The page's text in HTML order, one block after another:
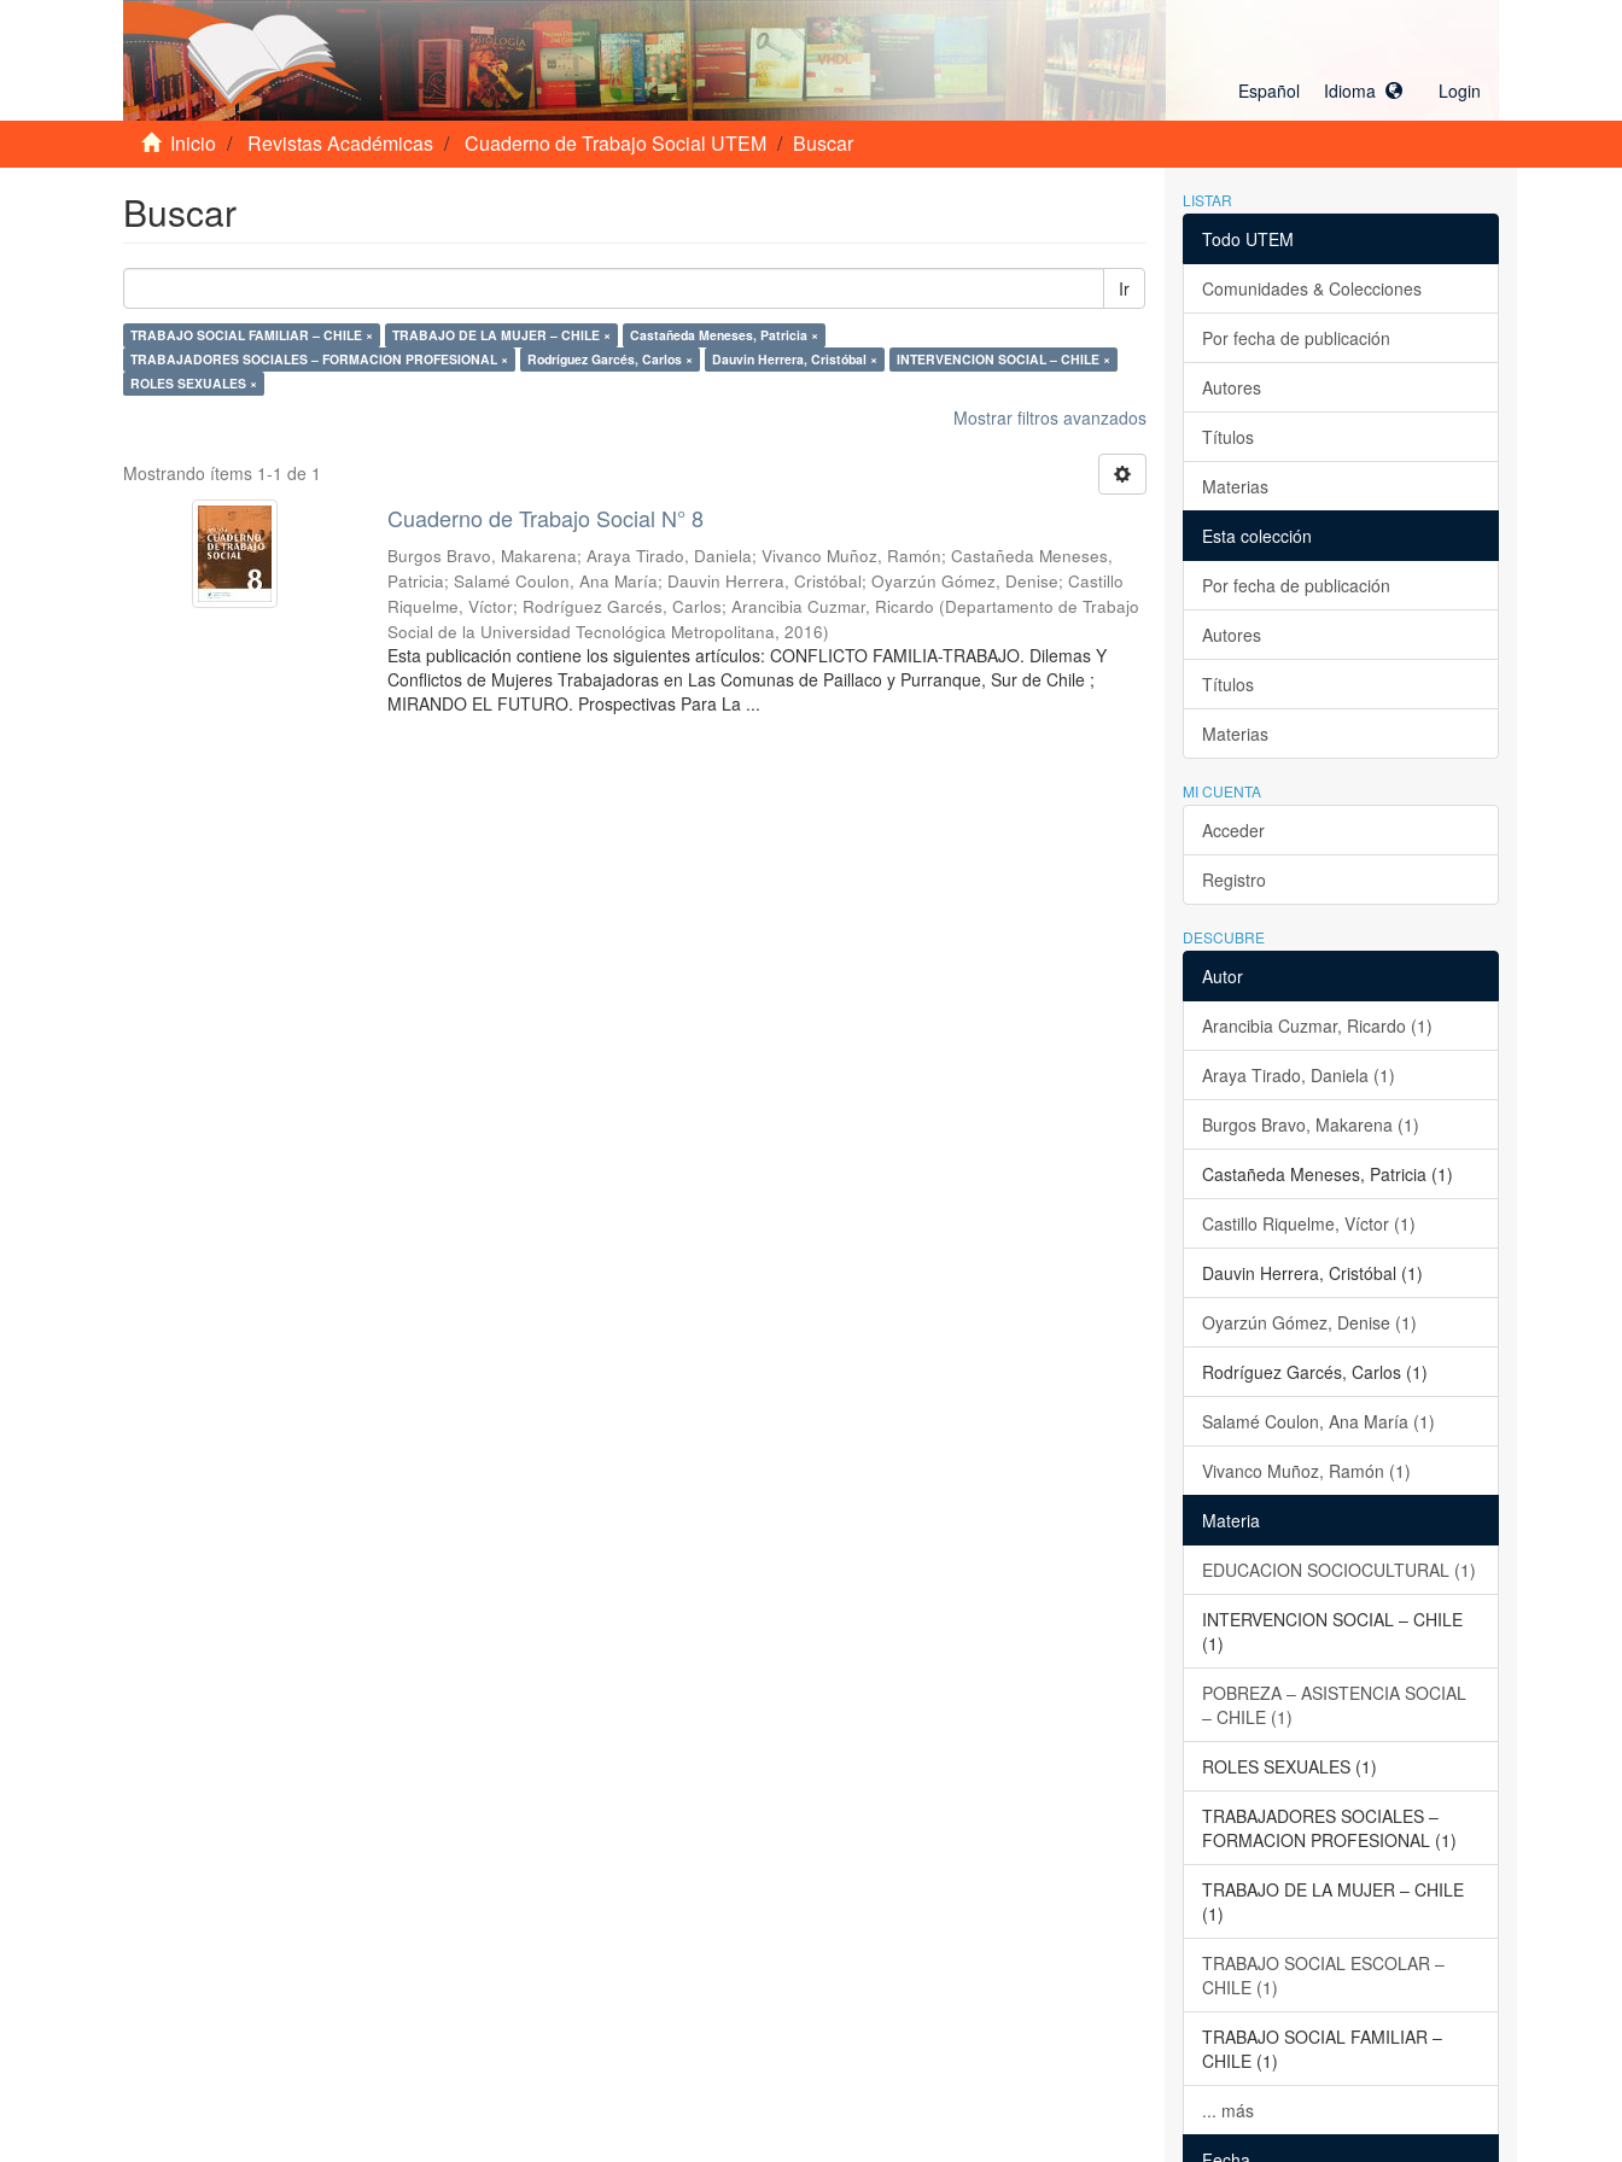
Español Idioma Login
Inicio Revistas Académicas Cuaderno de Trabajo Social UTEM Buscar
Buscar
Ir
TRABAJO SOCIAL FAMILIAR – CHILE × TRABAJO DE LA MUJER – CHILE ×
Castañeda Meneses, Patricia ×
TRABAJADORES SOCIALES – FORMACION PROFESIONAL ×
Rodríguez Garcés, Carlos × Dauvin Herrera, Cristóbal ×
INTERVENCION SOCIAL – CHILE ×
ROLES SEXUALES ×
Mostrar filtros avanzados
Mostrando ítems 1-1 de 1
Cuaderno de Trabajo Social N° 8
Burgos Bravo, Makarena;Araya Tirado, Daniela;Vivanco Muñoz, Ramón;Castañeda Meneses,
Patricia;Salamé Coulon, Ana María; Dauvin Herrera, Cristóbal;Oyarzún Gómez, Denise;Castillo
Riquelme, Víctor; Rodríguez Garcés, Carlos;Arancibia Cuzmar, Ricardo (Departamento de Trabajo
Social de la Universidad Tecnológica Metropolitana,2016)
Esta publicación contiene los siguientes artículos: CONFLICTO FAMILIA-TRABAJO. Dilemas Y
Conflictos de Mujeres Trabajadoras en Las Comunas de Paillaco y Purranque, Sur de Chile ;
MIRANDO EL FUTURO. Prospectivas Para La ...
LISTAR
Todo UTEM
Comunidades & Colecciones
Por fecha de publicación
Autores
Títulos
Materias
Esta colección
Por fecha de publicación
Autores
Títulos
Materias
MI CUENTA
Acceder
Registro
DESCUBRE
Autor
Arancibia Cuzmar, Ricardo (1)
Araya Tirado, Daniela (1)
Burgos Bravo, Makarena (1)
Castañeda Meneses, Patricia (1)
Castillo Riquelme, Víctor (1)
Dauvin Herrera, Cristóbal (1)
Oyarzún Gómez, Denise (1)
Rodríguez Garcés, Carlos (1)
Salamé Coulon, Ana María (1)
Vivanco Muñoz, Ramón (1)
Materia
EDUCACION SOCIOCULTURAL (1)
INTERVENCION SOCIAL – CHILE
(1)
POBREZA – ASISTENCIA SOCIAL
– CHILE (1)
ROLES SEXUALES (1)
TRABAJADORES SOCIALES –
FORMACION PROFESIONAL (1)
TRABAJO DE LA MUJER – CHILE
(1)
TRABAJO SOCIAL ESCOLAR –
CHILE (1)
TRABAJO SOCIAL FAMILIAR –
CHILE (1)
... más